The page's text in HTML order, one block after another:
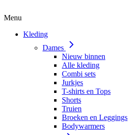
Menu
Kleding
Dames
Nieuw binnen
Alle kleding
Combi sets
Jurkjes
T-shirts en Tops
Shorts
Truien
Broeken en Leggings
Bodywarmers